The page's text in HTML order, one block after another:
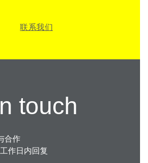
联系我们
touch
合作
作日内回复